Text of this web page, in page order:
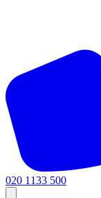
020 1133 500